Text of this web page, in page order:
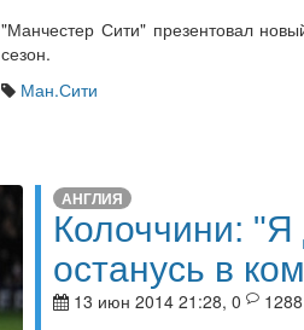
"Манчестер Сити" презентовал
сезон.
Ман.Сити
АНГЛИЯ
Колоччини:
останусь в
13 июн 2014 21:28, 0
1288